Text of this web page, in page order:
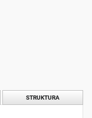
STRUKTURA